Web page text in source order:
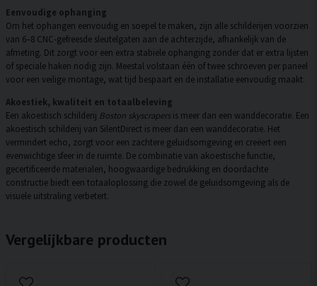
Eenvoudige ophanging
Om het ophangen eenvoudig en soepel te maken, zijn alle schilderijen voorzien
van 6–8 CNC-gefreesde sleutelgaten aan de achterzijde, afhankelijk van de
afmeting. Dit zorgt voor een extra stabiele ophanging zonder dat er extra lijsten
of speciale haken nodig zijn. Meestal volstaan één of twee schroeven per paneel
voor een veilige montage, wat tijd bespaart en de installatie eenvoudig maakt.
Akoestiek, kwaliteit en totaalbeleving
Een akoestisch schilderij Boston skyscrapersis meer dan een wanddecoratie. Een
akoestisch schilderij van SilentDirect is meer dan een wanddecoratie. Het
vermindert echo, zorgt voor een zachtere geluidsomgeving en creëert een
evenwichtige sfeer in de ruimte. De combinatie van akoestische functie,
gecertificeerde materialen, hoogwaardige bedrukking en doordachte
constructie biedt een totaaloplossing die zowel de geluidsomgeving als de
visuele uitstraling verbetert.
Vergelijkbare producten